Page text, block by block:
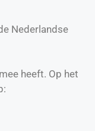
Nederlandse
heeft. Op het